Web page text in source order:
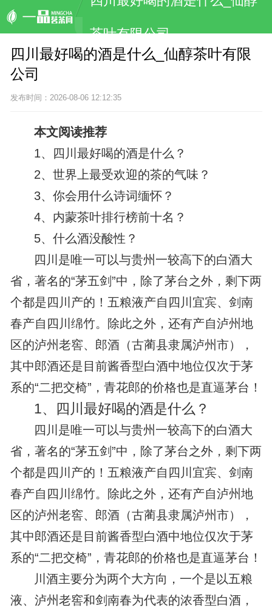
茶叶有限公司
四川最好喝的酒是什么_仙醇茶叶有限
公司
发布时间：2026-08-06 12:12:35
本文阅读推荐
1、
四川最好喝的酒是什么？
2、世界上最受欢迎的茶的气味？
3、你会用什么诗词缅怀？
4、 内蒙茶叶排行榜前十名？
5、什么酒没酸性？
四川是唯一可以与贵州一较高下的白酒大
省，著名的“茅五剑”中，除了茅台之外，剩下两
个都是四川产的！五粮液产自四川宜宾、剑南
春产自四川绵竹。除此之外，还有产自泸州地
区的泸州老窖、郎酒（古蔺县隶属泸州市），
其中郎酒还是目前酱香型白酒中地位仅次于茅
系的“二把交椅”，青花郎的价格也是直逼茅台！
1、 四川最好喝的酒是什么？
四川是唯一可以与贵州一较高下的白酒大
省，著名的“茅五剑”中，除了茅台之外，剩下两
个都是四川产的！五粮液产自四川宜宾、剑南
春产自四川绵竹。除此之外，还有产自泸州地
区的泸州老窖、郎酒（古蔺县隶属泸州市），
其中郎酒还是目前酱香型白酒中地位仅次于茅
系的“二把交椅”，青花郎的价格也是直逼茅台！
川酒主要分为两个大方向，一个是以五粮
液、泸州老窖和剑南春为代表的浓香型白酒，